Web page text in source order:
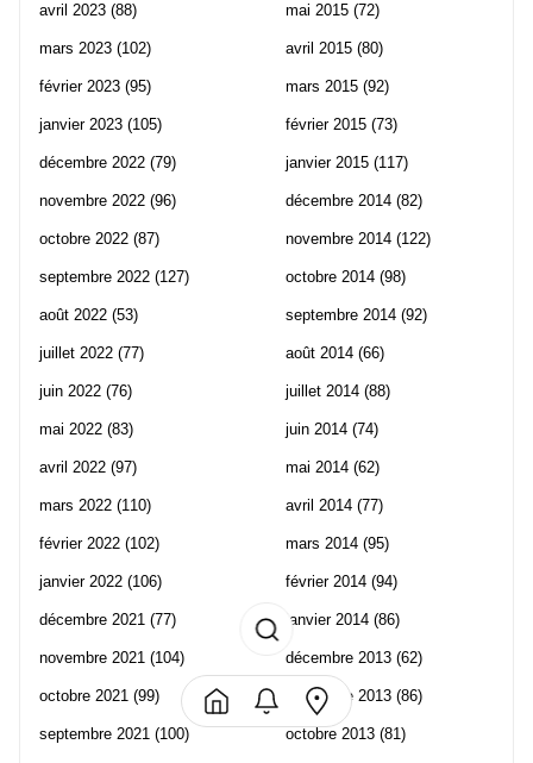
avril 2023 (88)
mars 2023 (102)
février 2023 (95)
janvier 2023 (105)
décembre 2022 (79)
novembre 2022 (96)
octobre 2022 (87)
septembre 2022 (127)
août 2022 (53)
juillet 2022 (77)
juin 2022 (76)
mai 2022 (83)
avril 2022 (97)
mars 2022 (110)
février 2022 (102)
janvier 2022 (106)
décembre 2021 (77)
novembre 2021 (104)
octobre 2021 (99)
septembre 2021 (100)
mai 2015 (72)
avril 2015 (80)
mars 2015 (92)
février 2015 (73)
janvier 2015 (117)
décembre 2014 (82)
novembre 2014 (122)
octobre 2014 (98)
septembre 2014 (92)
août 2014 (66)
juillet 2014 (88)
juin 2014 (74)
mai 2014 (62)
avril 2014 (77)
mars 2014 (95)
février 2014 (94)
janvier 2014 (86)
décembre 2013 (62)
novembre 2013 (86)
octobre 2013 (81)